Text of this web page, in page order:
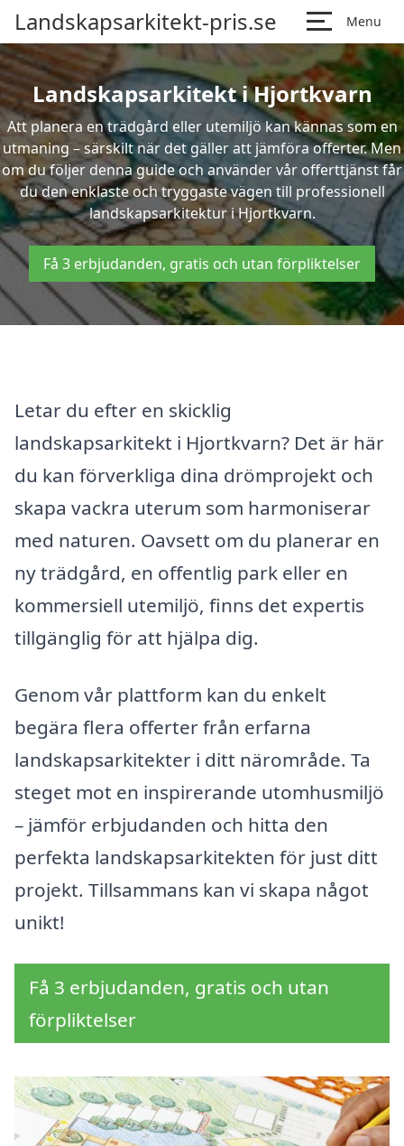
Landskapsarkitekt-pris.se Menu
Landskapsarkitekt i Hjortkvarn
Att planera en trädgård eller utemiljö kan kännas som en
utmaning – särskilt när det gäller att jämföra offerter. Men
om du följer denna guide och använder vår offerttjänst får
du den enklaste och tryggaste vägen till professionell
landskapsarkitektur i Hjortkvarn.
Få 3 erbjudanden, gratis och utan förpliktelser
Letar du efter en skicklig
landskapsarkitekt i Hjortkvarn? Det är här
du kan förverkliga dina drömprojekt och
skapa vackra uterum som harmoniserar
med naturen. Oavsett om du planerar en
ny trädgård, en offentlig park eller en
kommersiell utemiljö, finns det expertis
tillgänglig för att hjälpa dig.
Genom vår plattform kan du enkelt
begära flera offerter från erfarna
landskapsarkitekter i ditt närområde. Ta
steget mot en inspirerande utomhusmiljö
– jämför erbjudanden och hitta den
perfekta landskapsarkitekten för just ditt
projekt. Tillsammans kan vi skapa något
unikt!
Få 3 erbjudanden, gratis och utan
förpliktelser